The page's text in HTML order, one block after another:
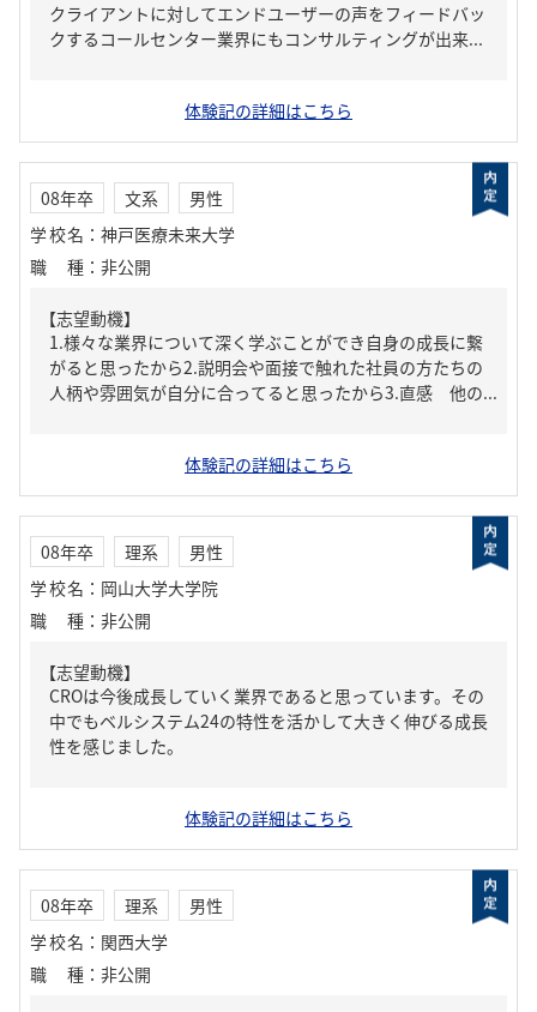
クライアントに対してエンドユーザーの声をフィードバッ
クするコールセンター業界にもコンサルティングが出来...
体験記の詳細はこちら
08年卒 文系
男性
学校名 ： 神戸医療未来大学
職種 ： 非公開
【志望動機】
1.様々な業界について深く学ぶことができ自身の成長に繋
がると思ったから2.説明会や面接で触れた社員の方たちの
人柄や雰囲気が自分に合ってると思ったから3.直感 他の...
体験記の詳細はこちら
08年卒 理系
男性
学校名 ： 岡山大学大学院
職種 ： 非公開
【志望動機】
CROは今後成長していく業界であると思っています。その
中でもベルシステム24の特性を活かして大きく伸びる成長
性を感じました。
体験記の詳細はこちら
08年卒 理系
男性
学校名 ： 関西大学
職種 ： 非公開